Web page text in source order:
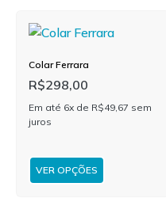
Colar Ferrara
R$298,00
Em até 6x de R$49,67 sem
juros
VER OPÇÕES